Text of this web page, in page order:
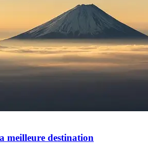
meilleure destination